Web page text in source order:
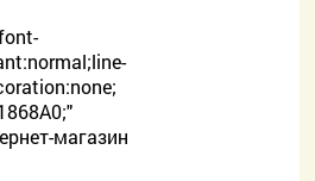
магазин